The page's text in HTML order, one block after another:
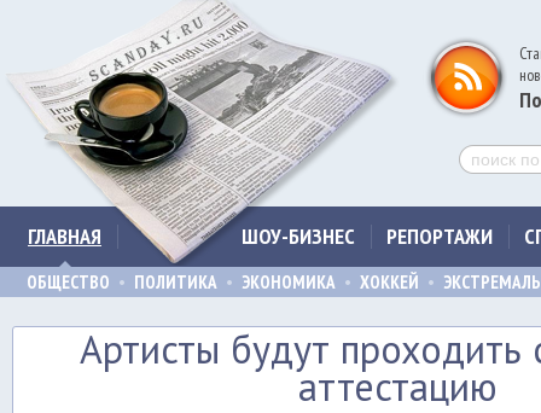
ГЛАВНАЯ
ОБЩЕСТВО ПОЛИТИКА ЭКОНОМИКА ХОККЕЙ
ШОУ-БИЗНЕС РЕПОРТАЖИ
Артисты будут проходить
аттестацию